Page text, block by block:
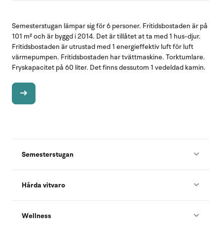
Semesterstugan lämpar sig för 6 personer. Fritidsbostaden är på
101 m² och är byggd i 2014. Det är tillåtet at ta med 1 hus-djur.
Fritidsbostaden är utrustad med 1 energieffektiv luft för luft
värmepumpen. Fritidsbostaden har tvättmaskine. Torktumlare.
Fryskapacitet på 60 liter. Det finns dessutom 1 vedeldad kamin.
Semesterstugan
Hårda vitvaro
Wellness